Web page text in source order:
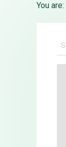
You are: